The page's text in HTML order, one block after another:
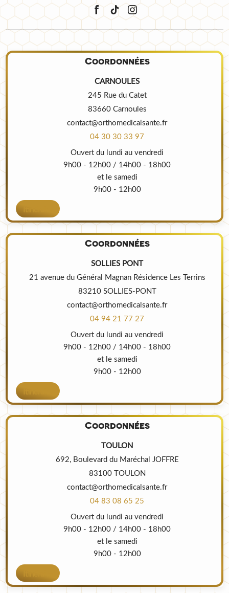
Coordonnées
CARNOULES
245 Rue du Catet
83660 Carnoules
contact@orthomedicalsante.fr
04 30 30 33 97
Ouvert du lundi au vendredi
9h00 - 12h00 / 14h00 - 18h00
et le samedi
9h00 - 12h00
Coordonnées
SOLLIES PONT
21 avenue du Général Magnan Résidence Les Terrins
83210 SOLLIES-PONT
contact@orthomedicalsante.fr
04 94 21 77 27
Ouvert du lundi au vendredi
9h00 - 12h00 / 14h00 - 18h00
et le samedi
9h00 - 12h00
Coordonnées
TOULON
692, Boulevard du Maréchal JOFFRE
83100 TOULON
contact@orthomedicalsante.fr
04 83 08 65 25
Ouvert du lundi au vendredi
9h00 - 12h00 / 14h00 - 18h00
et le samedi
9h00 - 12h00